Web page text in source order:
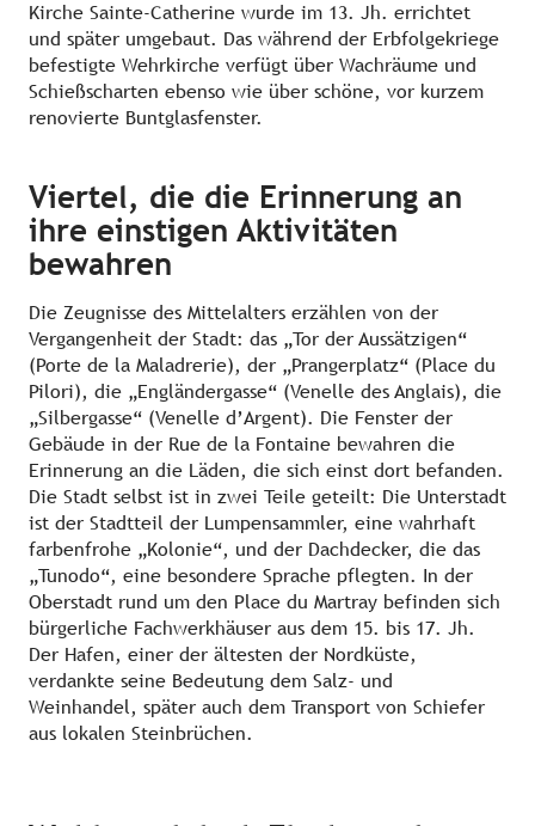
Kirche Sainte-Catherine wurde im 13. Jh. errichtet
und später umgebaut. Das während der Erbfolgekriege
befestigte Wehrkirche verfügt über Wachräume und
Schießscharten ebenso wie über schöne, vor kurzem
renovierte Buntglasfenster.
Viertel, die die Erinnerung an
ihre einstigen Aktivitäten
bewahren
Die Zeugnisse des Mittelalters erzählen von der
Vergangenheit der Stadt: das „Tor der Aussätzigen“
(Porte de la Maladrerie), der „Prangerplatz“ (Place du
Pilori), die „Engländergasse“ (Venelle des Anglais), die
„Silbergasse“ (Venelle d’Argent). Die Fenster der
Gebäude in der Rue de la Fontaine bewahren die
Erinnerung an die Läden, die sich einst dort befanden.
Die Stadt selbst ist in zwei Teile geteilt: Die Unterstadt
ist der Stadtteil der Lumpensammler, eine wahrhaft
farbenfrohe „Kolonie“, und der Dachdecker, die das
„Tunodo“, eine besondere Sprache pflegten. In der
Oberstadt rund um den Place du Martray befinden sich
bürgerliche Fachwerkhäuser aus dem 15. bis 17. Jh.
Der Hafen, einer der ältesten der Nordküste,
verdankte seine Bedeutung dem Salz- und
Weinhandel, später auch dem Transport von Schiefer
aus lokalen Steinbrüchen.